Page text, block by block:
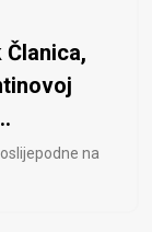
Članica,
na